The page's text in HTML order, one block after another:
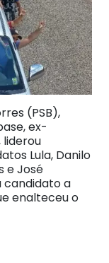
(PSB),
ex-
liderou
Lula, Danilo
e José
candidato a
enalteceu o